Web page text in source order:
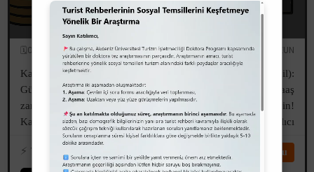
Memurlar.Net ve Sendikalar: Siz Kimin
Tarafındasınız?
🗓️03.11.2025 ✏️Serdar UZUN
Kamu Sendikaları (Üyesi Olduğum Sendika Dahil):
Gündeminizi enflasyona karşı savunma pozisyonundan (maaş
zammı), barınma hakkı için taarruz pozisyonuna geçirin!
Kamu otoritelerine reaktif öneriler değil, yapısal ve kalıcı
propaktif teklifler sunun! A...
⚡️ 782 Devamını Oku